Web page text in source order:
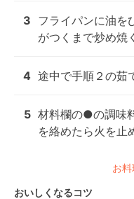
3 フライパンに油を
がつくまで炒め焼
4 途中で手順２の茹
5 材料欄の●の調味
を絡めたら火を止
お
おいしくなるコツ